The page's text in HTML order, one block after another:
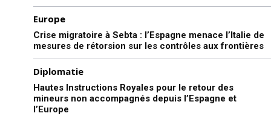
Europe
Crise migratoire à Sebta : l’Espagne menace l’Italie de
mesures de rétorsion sur les contrôles aux frontières
Diplomatie
Hautes Instructions Royales pour le retour des
mineurs non accompagnés depuis l’Espagne et
l’Europe